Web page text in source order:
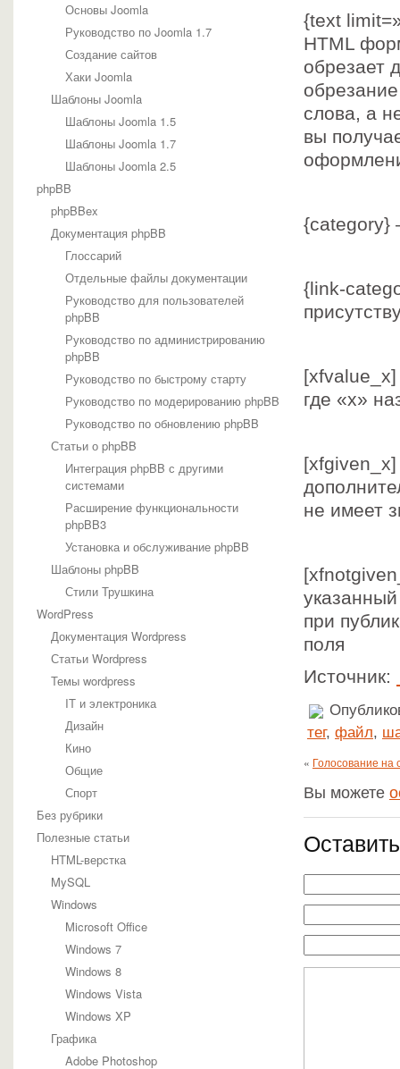
Основы Joomla
Руководство по Joomla 1.7
Создание сайтов
Хаки Joomla
Шаблоны Joomla
Шаблоны Joomla 1.5
Шаблоны Joomla 1.7
Шаблоны Joomla 2.5
phpBB
phpBBex
Документация phpBB
Глоссарий
Отдельные файлы документации
Руководство для пользователей
phpBB
Руководство по администрированию
phpBB
Руководство по быстрому старту
Руководство по модерированию phpBB
Руководство по обновлению phpBB
Статьи о phpBB
Интеграция phpBB с другими
системами
Расширение функциональности
phpBB3
Установка и обслуживание phpBB
Шаблоны phpBB
Стили Трушкина
WordPress
Документация Wordpress
Статьи Wordpress
Темы wordpress
IT и электроника
Дизайн
Кино
Общие
Спорт
Без рубрики
Полезные статьи
HTML-верстка
MySQL
Windows
Microsoft Office
Windows 7
Windows 8
Windows Vista
Windows XP
Графика
Adobe Photoshop
{text
HTML
обрезает
слова, а
вы
{category}
{link-
где «x»
не имеет
при
поля
Источник:
тег, файл,
« Голосование на
Вы можете